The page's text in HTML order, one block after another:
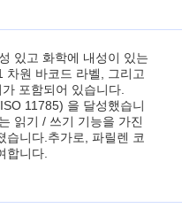
있고 화학에 내성이 있는
차원 바코드 라벨, 그리고
포함되어 있습니다.
11785) 을 달성했습니
읽기 / 쓰기 기능을 가진
습니다.추가로, 파릴렌 코
합니다.